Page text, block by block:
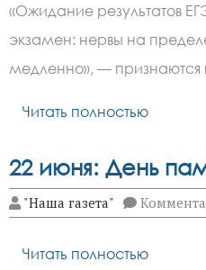
«Ожидание результатов
экзамен: нервы на
медленно», — признаются
Читать полностью
22 июня: День
"Наша газета"
Читать полностью